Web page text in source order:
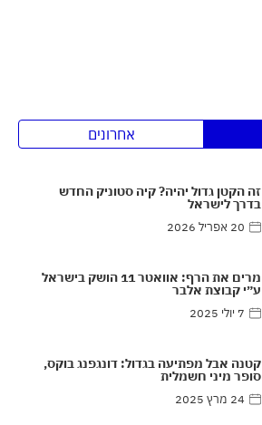
אחרונים
זה הקטן גדול יהיה? קיה סטוניק החדש
בדרך לישראל
20 אפריל 2026
מרים את הרף: אוואטר 11 הושק בישראל
ע״י קבוצת אלבר
7 יולי 2025
קטנה אבל מפתיעה בגדול: דונגפנג בוקס,
סופר מיני חשמלית
24 מרץ 2025